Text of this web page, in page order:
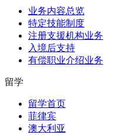
业务内容总览
特定技能制度
注册支援机构业务
入境后支持
有偿职业介绍业务
留学
留学首页
菲律宾
澳大利亚